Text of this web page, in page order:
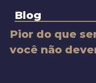
Blog
Pior do que
você não